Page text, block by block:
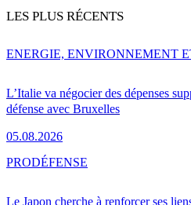
LES PLUS RÉCENTS
L’Italie va négocier des dépenses
défense avec Bruxelles
05.08.2026
ENERGIE, ENVIRONNEMENT
Le Japon cherche à renforcer ses
PRODÉFENSE